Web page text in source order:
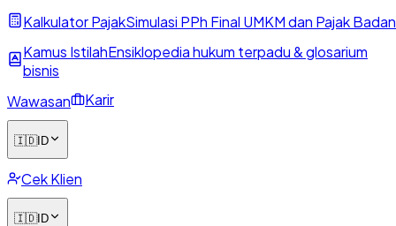
Kalkulator PajakSimulasi PPh Final UMKM dan Pajak Badan
Kamus IstilahEnsiklopedia hukum terpadu & glosarium
bisnis
Wawasan
Karir
🇮🇩ID
Cek Klien
🇮🇩ID